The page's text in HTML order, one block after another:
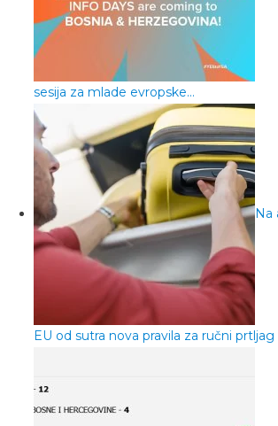
sesija za mlade evropske…
Na
EU od sutra nova pravila za ručni prtljag